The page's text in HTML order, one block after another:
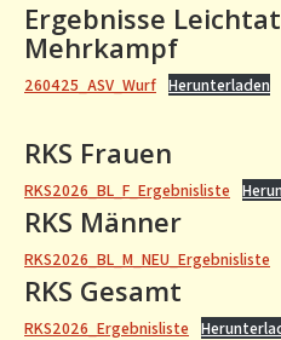
Ergebnisse
Mehrkampf
260425_ASV_Wurf Herunterladen
RKS Frauen
RKS2026_BL_F_Ergebnisliste
RKS Männer
RKS2026_BL_M_NEU_Ergebnisliste
RKS Gesamt
RKS2026_Ergebnisliste